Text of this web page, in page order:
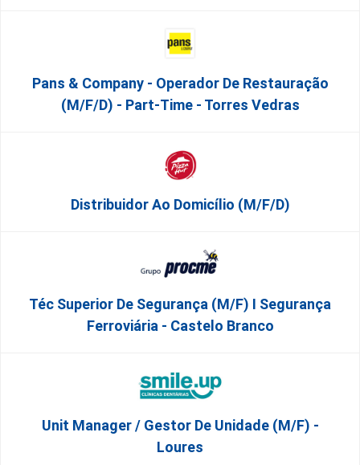
Pans & Company - Operador De Restauração
(m/f/d) - Part-Time - Torres Vedras
Distribuidor Ao Domicílio (m/f/d)
Téc Superior De Segurança (m/f) I Segurança
Ferroviária - Castelo Branco
Unit Manager / Gestor De Unidade (M/F) -
Loures